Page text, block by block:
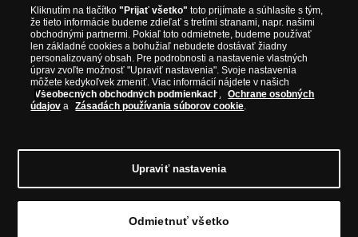
Nominálna hodnota:
Rôzne
Krajina pôvodu:
Rôzne
Rok emisie:
Rôzne
Limitácia pre rok 2025:
85 ks
E-mail: info@narodnapokladnica.sk, www.narodnapokladnica.sk; IČO: 45 480 206, DIČ:
Kliknutím na tlačítko"Prijať všetko" toto prijímate a súhlasíte s tým,
že tieto informácie budeme zdieľať s tretími stranami, napr. našimi
obchodnými partnermi. Pokiaľ toto odmietnete, budeme používať
len základné cookies a bohužiaľ nebudete dostávať žiadny
personalizovaný obsah. Pre podrobnosti a nastavenie vlastných
úprav zvoľte možnosť "Upraviť nastavenia". Svoje nastavenia
môžete kedykoľvek zmeniť. Viac informácií nájdete v našich
Všeobecných obchodných podmienkach ,
Ochrane osobných
údajov a Zásadách používania súborov cookie.
Upraviť nastavenia
Odmietnuť všetko